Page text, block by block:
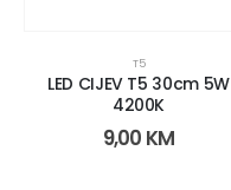
T5
LED CIJEV T5 30cm 5W
4200K
9,00 KM